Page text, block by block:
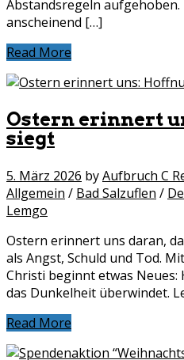
Abstandsregeln
anscheinend […]
Read More
Ostern erinnert
siegt
5. März 2026 byAufbruch C
Allgemein / Bad Salzuflen /
Lemgo
Ostern erinnert uns daran,
als Angst, Schuld und Tod.
Christi beginnt etwas
das Dunkelheit überwindet.
Read More